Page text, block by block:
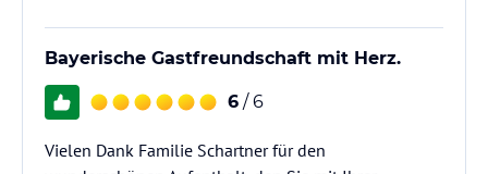
Angaben ohne Gewähr. Bitte lies vor der Buchung die
verbindlichen
Angebotsdetails des jeweiligen Veranstalters.
Bayerische Gastfreundschaft mit Herz.
6 / 6
Vielen Dank Familie Schartner für den